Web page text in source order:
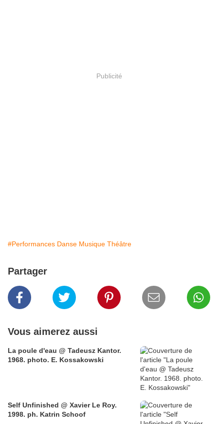
Publicité
#Performances Danse Musique Théâtre
Partager
Vous aimerez aussi
La poule d'eau @ Tadeusz Kantor.
1968. photo. E. Kossakowski
Self Unfinished @ Xavier Le Roy.
1998. ph. Katrin Schoof